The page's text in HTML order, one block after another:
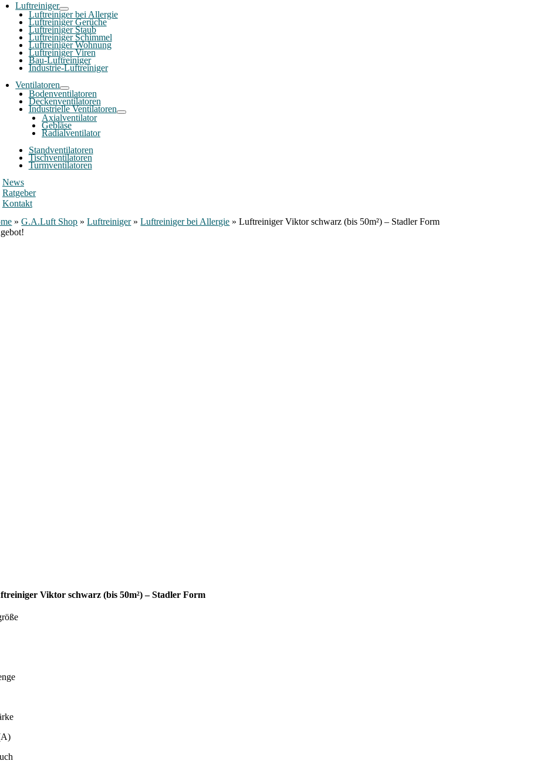
Luftreiniger
Luftreiniger bei Allergie
Luftreiniger Gerüche
Luftreiniger Staub
Luftreiniger Schimmel
Luftreiniger Wohnung
Luftreiniger Viren
Bau-Luftreiniger
Industrie-Luftreiniger
Ventilatoren
Bodenventilatoren
Deckenventilatoren
Industrielle Ventilatoren
Axialventilator
Gebläse
Radialventilator
Standventilatoren
Tischventilatoren
Turmventilatoren
News
Ratgeber
Kontakt
»G.A.Luft Shop »Luftreiniger»Luftreiniger bei Allergie »Luftreiniger Viktor schwarz (bis 50m²) – Stadler Form
Viktor schwarz (bis 50m²) – Stadler Form